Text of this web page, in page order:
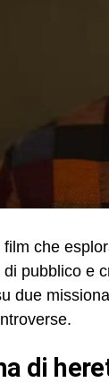
film che
di pubblico e
due
di